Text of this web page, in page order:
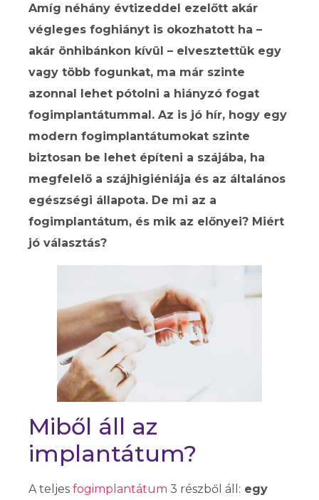
Amíg néhány évtizeddel ezelőtt akár
végleges foghiányt is okozhatott ha –
akár önhibánkon kívül – elvesztettük egy
vagy több fogunkat, ma már szinte
azonnal lehet pótolni a hiányzó fogat
fogimplantátummal. Az is jó hír, hogy egy
modern fogimplantátumokat szinte
biztosan be lehet építeni a szájába, ha
megfelelő a szájhigiéniája és az általános
egészségi állapota. De mi az a
fogimplantátum, és mik az előnyei? Miért
jó választás?
Miből áll az
implantátum?
A teljes fogimplantátum 3 részből áll: egy